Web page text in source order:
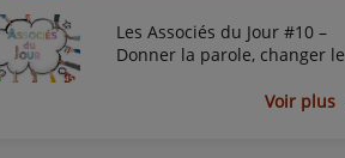
Les Associés du Jour #10 –
Donner la parole, changer le
Voir plus